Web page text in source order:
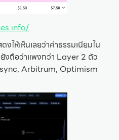
ให้เห็นเลยว่าค่าธรรมเนียมใน
งถือว่าแพงกว่า Layer 2 ตัว
Arbitrum, Optimism